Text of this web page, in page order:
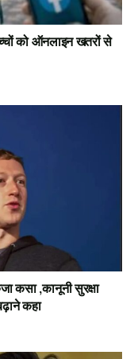
को ऑनलाइन खतरों से
,कानूनी सुरक्षा
कहा